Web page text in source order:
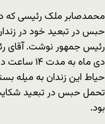
محمدصابر ملک رئیسی که
حبس در تبعید خود در
رئیس جمهور نوشت. آقای
دی ماه به
حیاط این زندان به میله
تحمل حبس در تبعید
بود.